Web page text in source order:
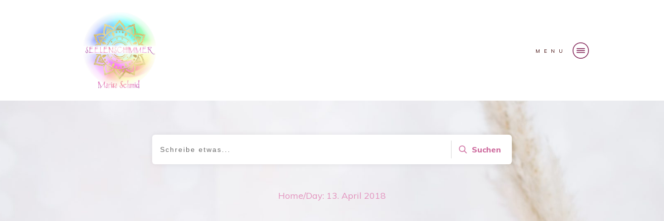
MENU
Suchen
Home/Day: 13. April 2018